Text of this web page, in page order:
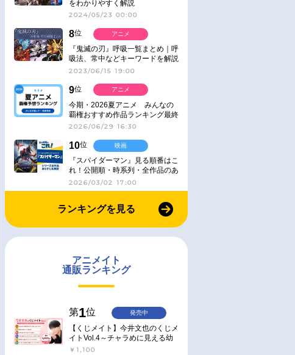
をわかりやすく解説
2024/05/23 00:00
8位
『鬼滅の刃』呼吸一覧まとめ｜呼
吸法、常中などキーワードを解説
2023/06/15 19:00
アニメ
9位
今期・2026夏アニメ みんなの
覇権おすすめ作品ランキング最終
結果発表！
2026/06/29 16:30
アニメ
10位
『スパイダーマン』見る順番はこ
れ！公開順・時系列・全作品のあ
らすじをまとめました
2026/03/02 17:00
映画
ランキングを見る
アニメイト
通販ランキング
第1位
【くじメイト】今井文也のくじメ
イトVol.4～チャラめに見える幼
馴染、実は一途で独占欲が強いん
￥1,100
発売中